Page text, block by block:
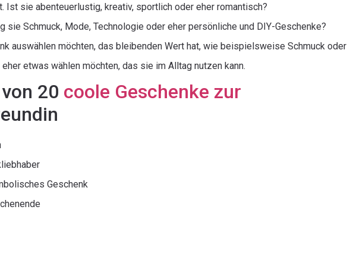
Ist sie abenteuerlustig, kreativ, sportlich oder eher romantisch?
sie Schmuck, Mode, Technologie oder eher persönliche und DIY-Geschenke?
auswählen möchten, das bleibenden Wert hat, wie beispielsweise Schmuck oder
etwas wählen möchten, das sie im Alltag nutzen kann.
20 coole Geschenke zur
Geschenk